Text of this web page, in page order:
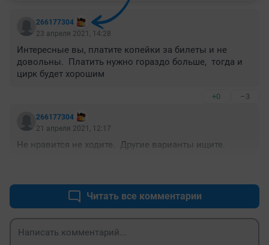
266177304
23 апреля 2021, 14:28
Интересные вы, платите копейки за билеты и не
довольны.  Платить нужно гораздо больше,  тогда и
цирк будет хорошим
+0 –3
266177304
21 апреля 2021, 12:17
Не нравится не ходите.  Другие варианты ищите.
Читать все комментарии